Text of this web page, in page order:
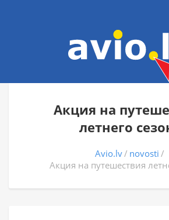
Акция на
летнего
Avio.lv
novosti
Акция на путешествия